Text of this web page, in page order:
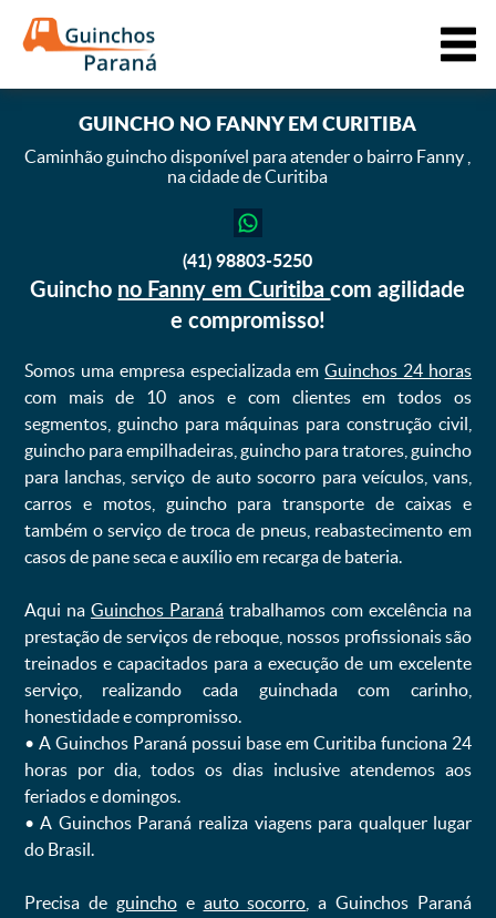
GUINCHONO FANNY EM CURITIBA
Caminhão guincho disponível para atender o bairro Fanny ,
na cidade de Curitiba
(41) 98803-5250
Guincho no Fanny em Curitibacom agilidade
e compromisso!
Somos uma empresa especializada emGuinchos 24 horas
com mais de 10 anos e com clientes em todos os
segmentos, guincho para máquinas para construção civil,
guincho para empilhadeiras, guincho para tratores, guincho
para lanchas, serviço de auto socorro para veículos, vans,
carros e motos, guincho para transporte de caixas e
também o serviço de troca de pneus, reabastecimento em
casos de pane seca e auxílio em recarga de bateria. ㅤㅤ
Aqui na Guinchos Paranátrabalhamos com excelência na
prestação de serviços de reboque, nossos profissionais são
treinados e capacitados para a execução de um excelente
serviço, realizando cada guinchada com carinho,
honestidade e compromisso.
ㅤㅤ• A Guinchos Paraná possui base em Curitiba funciona 24
horas por dia, todos os dias inclusive atendemos aos
feriados e domingos.
ㅤㅤ• A Guinchos Paraná realiza viagens para qualquer lugar
do Brasil.
Precisa de guinchoe auto socorro , a Guinchos Paraná